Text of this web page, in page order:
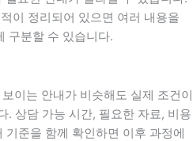
이 정리되어 있으면 여러 내용을
구분할 수 있습니다.
이는 안내가 비슷해도 실제 조건이
. 상담 가능 시간, 필요한 자료, 비용
기준을 함께 확인하면 이후 과정에